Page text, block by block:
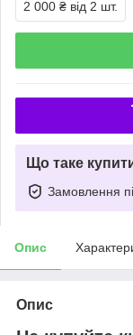
2 000 ₴ від 2 шт.
Що таке
Замовлення
Опис
Опис